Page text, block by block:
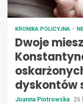
KRONIKA POLICYJNA
Dwoje
dyskontów
Joanna Piotrowska 26